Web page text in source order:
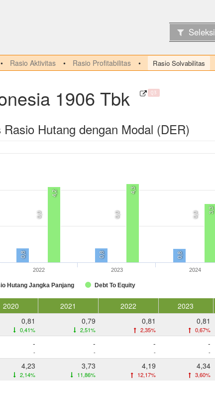
Seleksi
Rasio Aktivitas Rasio Profitabilitas Rasio Solvabilitas
1906 Tbk Q3
Hutang dengan Modal (DER)
0,8 0,8 0,8
0,0 0,0 0,0
4,2 4,3
3,3
Hutang Jangka Panjang Debt To Equity
2022 2023 2024
2020 2021 2022 2023
0,81
0,41%
0,79
2,51%
0,81
2,35%
0,81
0,67%
-
-
-
-
-
-
-
-
4,23
2,14%
3,73
11,86%
4,19
12,17%
4,34
3,60%